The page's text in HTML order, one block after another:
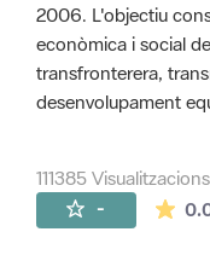
2006. L'objectiu
econòmica i social
transfronterera,
desenvolupament
111385 Visualitzacions
-